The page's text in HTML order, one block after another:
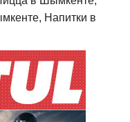
Напитки в